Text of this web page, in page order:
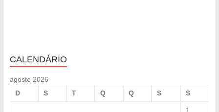
CALENDÁRIO
agosto 2026
D
S T Q Q S S
1